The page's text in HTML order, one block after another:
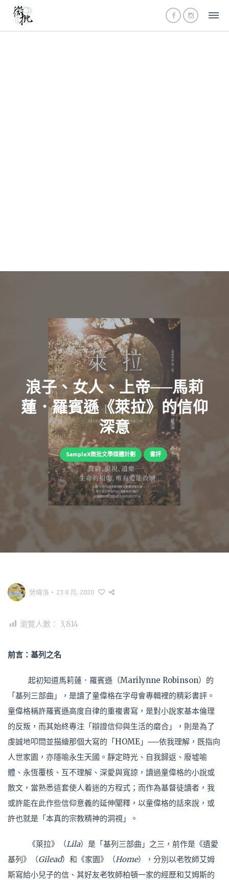
浪子、女人、上帝──馬莉
蓮．羅賓遜《萊拉》的信仰
深意
SampleX微批文學媒體計劃 書評
勞緯洛 • 23 8 月, 2020
瀏覽人數： 3,814
前言：基列之名
起初知道馬莉蓮．羅賓遜（Marilynne Robinson）的
「基列三部曲」，是讀了童偉格在字母會專輯裡的精彩書評。
童偉格稱許羅賓遜高度自律的重複書寫，是對小說家基本倫理
的反叛，而其始終專注「辯證信仰與生活的磨合」，則是為了
虔誠地叩問並描繪那個大寫的「HOME」──依我理解，既指向
人世家園，亦隱喻永生天國。靜定時光、自我歸返、廢墟喻
體、永恆覆核、互不理解、深愛與寬諒，讀過童偉格的小說或
散文，當熟悉這套使人着迷的方程式；而作為基督徒讀者，我
或許能在此作些信仰意義的延伸闡釋，以童偉格的話來說，或
許也就是「本真的宗教精神的洞視」。
《萊拉》（Lila）是「基列三部曲」之三，前作是《遺愛
基列》（Gilead）和《家園》（Home），分別以老牧師艾姆
斯寫給小兒子的信、其好友老牧師柏頓一家的經歷和艾姆斯的